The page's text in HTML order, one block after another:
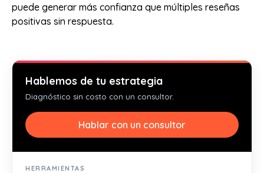
puede generar más confianza que múltiples reseñas
positivas sin respuesta.
Hablemos de tu estrategia
Diagnóstico sin costo con un consultor.
Hablar con un consultor
HERRAMIENTAS